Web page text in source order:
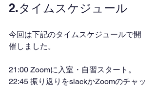
2.タイムスケジュール
今回は下記のタイムスケジュールで開
催しました。
21:00 Zoomに入室・自習スタート。
22:45 振り返りをslackかZoomのチャッ